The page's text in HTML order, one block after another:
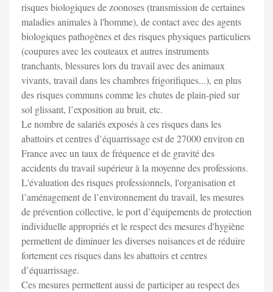
risques biologiques de zoonoses (transmission de certaines
maladies animales à l'homme), de contact avec des agents
biologiques pathogènes et des risques physiques particuliers
(coupures avec les couteaux et autres instruments
tranchants, blessures lors du travail avec des animaux
vivants, travail dans les chambres frigorifiques...), en plus
des risques communs comme les chutes de plain-pied sur
sol glissant, l’exposition au bruit, etc.
Le nombre de salariés exposés à ces risques dans les
abattoirs et centres d’équarrissage est de 27000 environ en
France avec un taux de fréquence et de gravité des
accidents du travail supérieur à la moyenne des professions.
L'évaluation des risques professionnels, l'organisation et
l’aménagement de l’environnement du travail, les mesures
de prévention collective, le port d’équipements de protection
individuelle appropriés et le respect des mesures d'hygiène
permettent de diminuer les diverses nuisances et de réduire
fortement ces risques dans les abattoirs et centres
d’équarrissage.
Ces mesures permettent aussi de participer au respect des